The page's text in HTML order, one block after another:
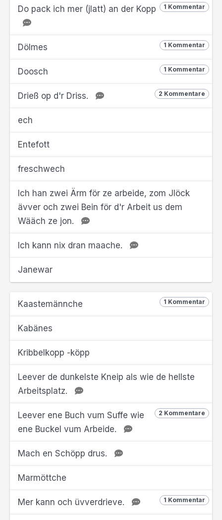
1 Kommentar
Do pack ich mer (jlatt) an der Kopp
1 Kommentar
Dölmes
1 Kommentar
Doosch
2 Kommentare
Drieß op d'r Driss.
ech
Entefott
freschwech
Ich han zwei Ärm för ze arbeide, zom Jlöck
ävver och zwei Bein för d'r Arbeit us dem
Wääch ze jon.
Ich kann nix dran maache.
Janewar
1 Kommentar
Kaastemännche
Kabänes
Kribbelkopp -köpp
Leever de dunkelste Kneip als wie de hellste
Arbeitsplatz.
2 Kommentare
Leever ene Buch vum Suffe wie
ene Buckel vum Arbeide.
Mach en Schöpp drus.
Marmöttche
1 Kommentar
Mer kann och üvverdrieve.